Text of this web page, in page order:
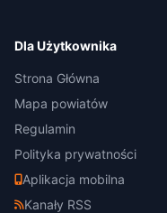
Dla Użytkownika
Strona Główna
Mapa powiatów
Regulamin
Polityka prywatności
Aplikacja mobilna
Kanały RSS